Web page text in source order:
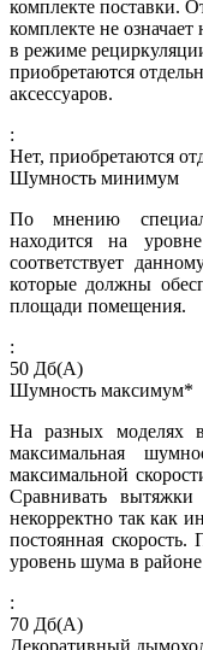
комплекте поставки.
комплекте не
в режиме
приобретаются
аксессуаров.
:
Нет, приобретаются
Шумность минимум
По мнению
находится на
соответствует
которые должны
площади помещения.
:
50 Дб(А)
Шумность максимум*
На разных моделях
максимальная
максимальной
Сравнивать
некорректно так как
постоянная
уровень шума в
:
70 Дб(А)
Декоративный